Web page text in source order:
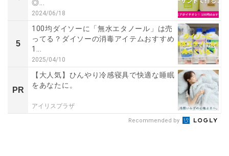
◎...
2024/06/18
5
100均ダイソーに「無水エタノール」は売
ってる？ダイソーの消毒アイテムおすすめ
1...
2025/04/10
PR
【大人気】ひんやり冷感寝具で快適な睡眠
をあなたに。
アイリスプラザ
Recommended by